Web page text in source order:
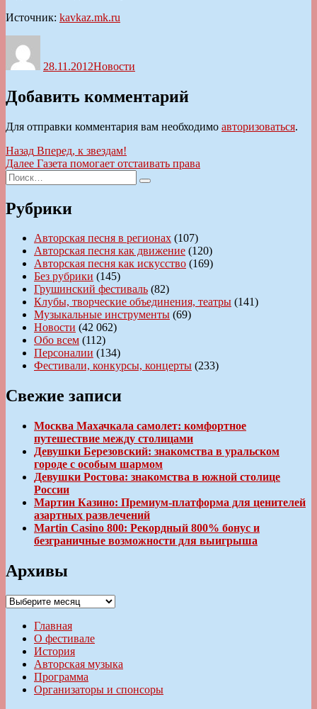
Источник: kavkaz.mk.ru
28.11.2012Новости
Добавить комментарий
Для отправки комментария вам необходимо авторизоваться.
Навигация
по
записям
Назад Предыдущая
запись:
Вперед, к звездам!
Далее Следующая
Газета помогает отстаивать права
Искать:
Поиск
Рубрики
Авторская песня в регионах (107)
Авторская песня как движение (120)
Авторская песня как искусство (169)
Без рубрики (145)
Грушинский фестиваль (82)
Клубы, творческие объединения, театры (141)
Музыкальные инструменты (69)
Новости (42 062)
Обо всем (112)
Персоналии (134)
Фестивали, конкурсы, концерты (233)
Свежие записи
Москва Махачкала самолет: комфортное
путешествие между столицами
Девушки Березовский: знакомства в уральском
городе с особым шармом
Девушки Ростова: знакомства в южной столице
России
Мартин Казино: Премиум-платформа для ценителей
азартных развлечений
Martin Casino 800: Рекордный 800% бонус и
безграничные возможности для выигрыша
Архивы
Архивы
Главная
О фестивале
История
Авторская музыка
Программа
Организаторы и спонсоры